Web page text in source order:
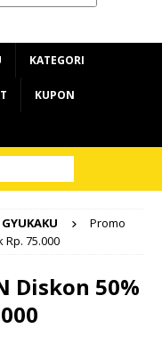
KATEGORI
KUPON
GYUKAKU
Promo
75.000
Diskon 50%